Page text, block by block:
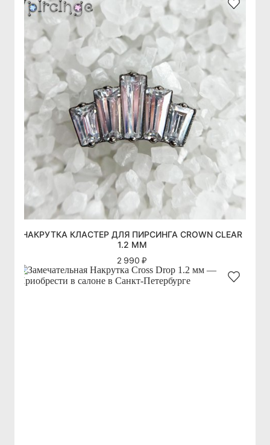
НАКРУТКА КЛАСТЕР ДЛЯ ПИРСИНГА CROWN CLEAR
1.2 ММ
2 990 ₽